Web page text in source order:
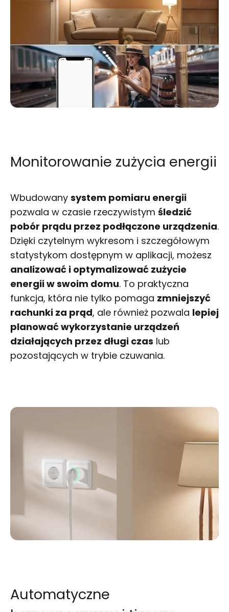
Monitorowanie zużycia energii
Wbudowany system pomiaru energii
pozwala w czasie rzeczywistym śledzić
pobór prądu przez podłączone urządzenia.
Dzięki czytelnym wykresom i szczegółowym
statystykom dostępnym w aplikacji, możesz
analizować i optymalizować zużycie
energii w swoim domu. To praktyczna
funkcja, która nie tylko pomaga zmniejszyć
rachunki za prąd, ale również pozwala lepiej
planować wykorzystanie urządzeń
działających przez długi czas lub
pozostających w trybie czuwania.
Automatyczne